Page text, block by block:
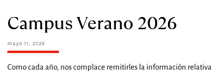
Campus Verano 2026
mayo 11, 2026
Como cada año, nos complace remitirles la información relativa